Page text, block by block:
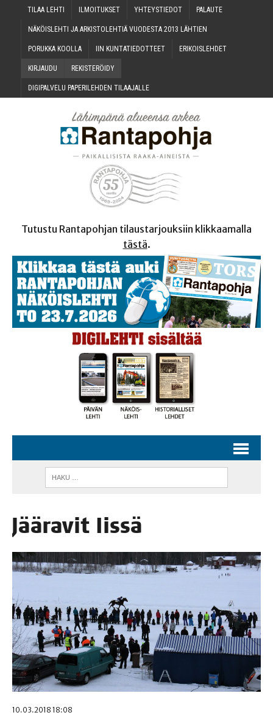
TILAA LEH­TI ILMOI­TUK­SET YHTEYS­TIE­DOT PALAU­TE
NÄKÖIS­LEH­TI JA ARKIS­TO­LEH­TIÄ VUO­DES­TA 2013 LÄHTIEN
PORUK­KA KOOLLA IIN KUN­TA­TIE­DOT­TEET ERI­KOIS­LEH­DET
KIR­JAU­DU REKIS­TE­RÖI­DY
DIGI­PAL­VE­LU PAPE­RI­LEH­DEN TILAAJALLE
Tutustu Rantapohjan tilaustarjouksiin klikkaamalla
tästä.
Jää­ra­vit Iissä
10.03.2018 18:08